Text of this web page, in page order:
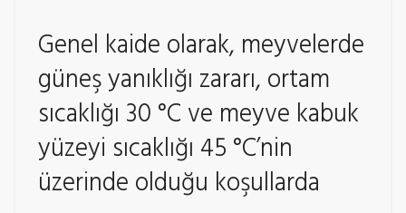
Genel kaide olarak, meyvelerde
güneş yanıklığı zararı, ortam
sıcaklığı 30 °C ve meyve kabuk
yüzeyi sıcaklığı 45 °C’nin
üzerinde olduğu koşullarda